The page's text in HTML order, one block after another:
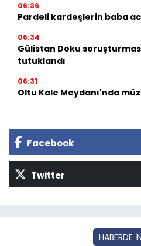
06:36
Pardeli kardeşlerin baba
06:34
Gülistan Doku
tutuklandı
06:31
Oltu Kale Meydanı'nda
Facebook
Twitter
HABERDE